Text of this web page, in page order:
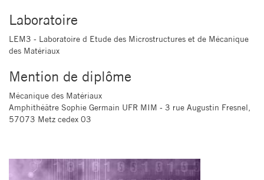
Laboratoire
LEM3 - Laboratoire d Etude des Microstructures et de Mécanique
des Matériaux
Mention de diplôme
Mécanique des Matériaux
Amphithéâtre Sophie Germain UFR MIM - 3 rue Augustin Fresnel,
57073 Metz cedex 03